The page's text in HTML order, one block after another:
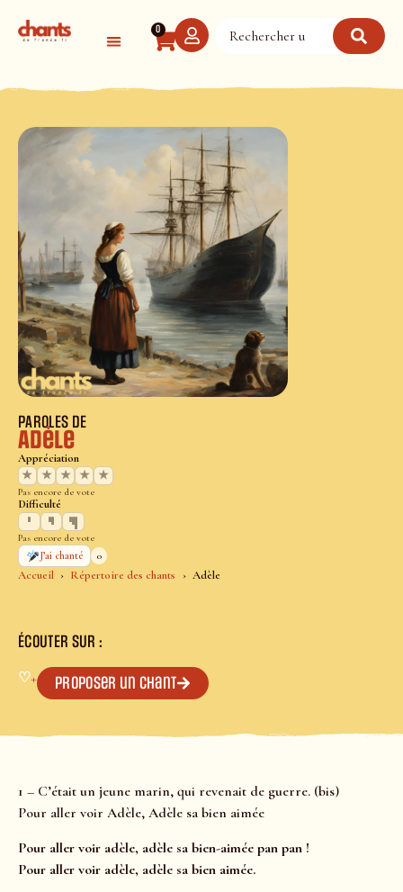
0
Accueil Répertoire des chants Adèle
PAROLES DE
Adèle
Appréciation
★
★ ★ ★ ★
Pas encore de vote
Difficulté
Pas encore de vote
J’ai chanté
0
ÉCOUTER SUR :
♡+ Proposer un chant
1 – C’était un jeune marin, qui revenait de guerre. (bis)
Pour aller voir Adèle, Adèle sa bien aimée
Pour aller voir adèle, adèle sa bien-aimée pan pan !
Pour aller voir adèle, adèle sa bien aimée.